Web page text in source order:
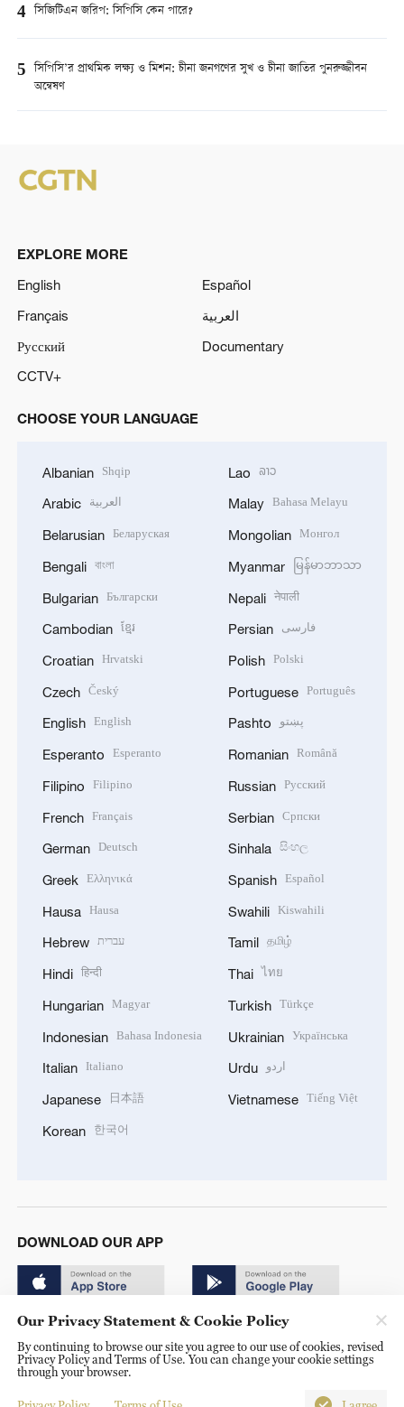
4 সিজিটিএন জরিপ: সিপিসি কেন পারে?
5 সিপিসি’র প্রাথমিক লক্ষ্য ও মিশন: চীনা জনগণের সুখ ও চীনা জাতির পুনরুজ্জীবন
অন্বেষণ
EXPLORE MORE
English
Español
Français
العربية
Русский
Documentary
CCTV+
CHOOSE YOUR LANGUAGE
Albanian Shqip
Arabic العربية
Belarusian Беларуская
Bengali বাংলা
Bulgarian Български
Cambodian ខ្មែរ
Croatian Hrvatski
Czech Český
English English
Esperanto Esperanto
Filipino Filipino
French Français
German Deutsch
Greek Ελληνικά
Hausa Hausa
Hebrew עברית
Hindi हिन्दी
Hungarian Magyar
Indonesian Bahasa Indonesia
Italian Italiano
Japanese 日本語
Korean 한국어
Lao ລາວ
Malay Bahasa Melayu
Mongolian Монгол
Myanmar မြန်မာဘာသာ
Nepali नेपाली
Persian فارسی
Polish Polski
Portuguese Português
Pashto پښتو
Romanian Română
Russian Русский
Serbian Српски
Sinhala සිංහල
Spanish Español
Swahili Kiswahili
Tamil தமிழ்
Thai ไทย
Turkish Türkçe
Ukrainian Українська
Urdu اردو
Vietnamese Tiếng Việt
DOWNLOAD OUR APP
© China Radio International.CRI. All Rights Reserved. 16A
Shijingshan Road, Beijing, China. 100040
Our Privacy Statement & Cookie Policy
By continuing to browse our site you agree to our use of cookies, revised
Privacy Policy and Terms of Use. You can change your cookie settings
through your browser.